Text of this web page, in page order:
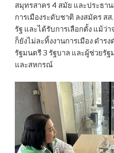
สมุทรสาคร 4 สมัย และประธา
การเมืองระดับชาติ ลงสมัคร ส
รัฐ และได้รับการเลือกตั้ง แม้ว่
ก็ยังไม่ละทิ้งงานการเมือง ดำร
รัฐมนตรี 3 รัฐบาล และผู้ช่วยรั
และสหกรณ์